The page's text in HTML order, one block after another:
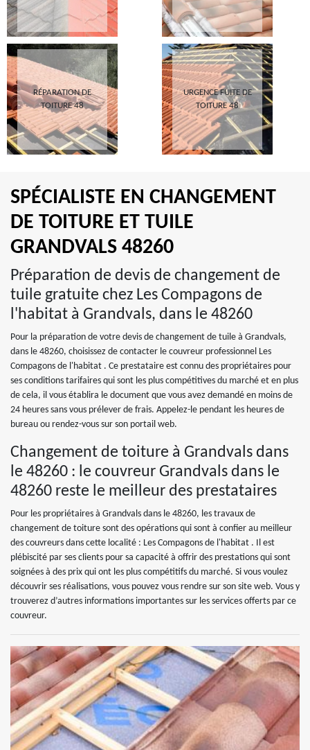
RÉPARATION DE
TOITURE 48
URGENCE FUITE DE
TOITURE 48
SPÉCIALISTE EN CHANGEMENT
DE TOITURE ET TUILE
GRANDVALS 48260
Préparation de devis de changement de
tuile gratuite chez Les Compagons de
l'habitat à Grandvals, dans le 48260
Pour la préparation de votre devis de changement de tuile à Grandvals,
dans le 48260, choisissez de contacter le couvreur professionnel Les
Compagons de l'habitat . Ce prestataire est connu des propriétaires pour
ses conditions tarifaires qui sont les plus compétitives du marché et en plus
de cela, il vous établira le document que vous avez demandé en moins de
24 heures sans vous prélever de frais. Appelez-le pendant les heures de
bureau ou rendez-vous sur son portail web.
Changement de toiture à Grandvals dans
le 48260 : le couvreur Grandvals dans le
48260 reste le meilleur des prestataires
Pour les propriétaires à Grandvals dans le 48260, les travaux de
changement de toiture sont des opérations qui sont à confier au meilleur
des couvreurs dans cette localité : Les Compagons de l'habitat . Il est
plébiscité par ses clients pour sa capacité à offrir des prestations qui sont
soignées à des prix qui ont les plus compétitifs du marché. Si vous voulez
découvrir ses réalisations, vous pouvez vous rendre sur son site web. Vous y
trouverez d’autres informations importantes sur les services offerts par ce
couvreur.